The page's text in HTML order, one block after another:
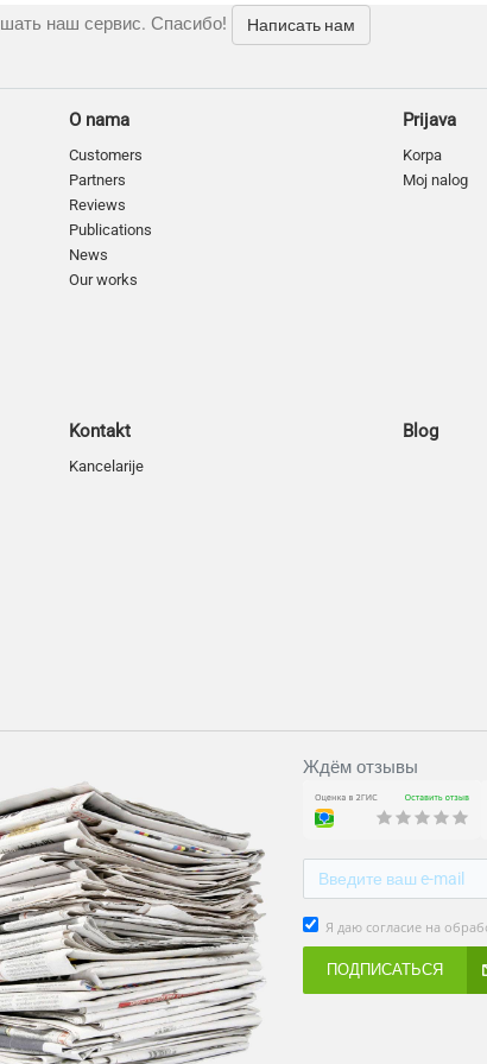
наш сервис. Спасибо! Написать нам
O nama
Customers
Partners
Reviews
Publications
News
Our works
Kontakt
Kancelarije
Prijava
Korpa
Moj nalog
Blog
Ждём отзывы
Я даю согласие на
ПОДПИСАТЬСЯ